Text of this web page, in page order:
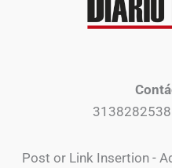
Post or Link Insertion -